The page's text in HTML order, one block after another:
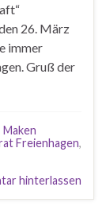
26. März
immer
Gruß der
Maken
Freienhagen,
hinterlassen